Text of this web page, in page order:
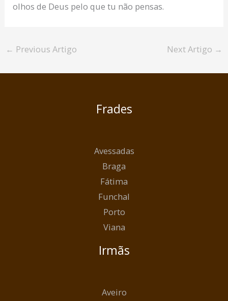
olhos de Deus pelo que tu não pensas.
← Previous Artigo Next Artigo →
Frades
Avessadas
Braga
Fátima
Funchal
Porto
Viana
Irmãs
Aveiro